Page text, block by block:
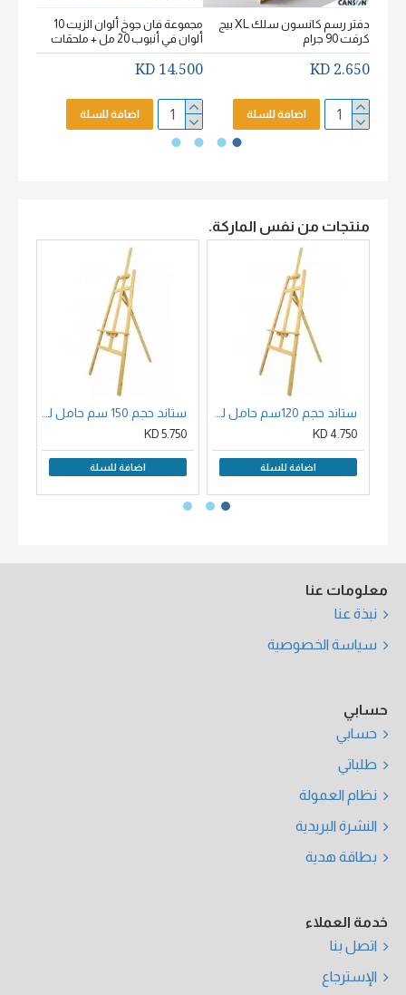
دفتر رسم كانسون سلك XL بيج
كرفت 90 جرام
2.650 KD
اضافة للسلة
مجموعة فان جوخ ألوان الزيت 10
ألوان في أنبوب 20 مل + ملحقات
14.500 KD
اضافة للسلة
منتجات من نفس الماركة.
4.750 KD
اضافة للسلة
5.750 KD
اضافة للسلة
معلومات عنا
نبذة عنا
سياسة الخصوصية
حسابي
حسابي
طلباتي
نظام العمولة
النشرة البريدية
بطاقة هدية
خدمة العملاء
اتصل بنا
الإسترجاع